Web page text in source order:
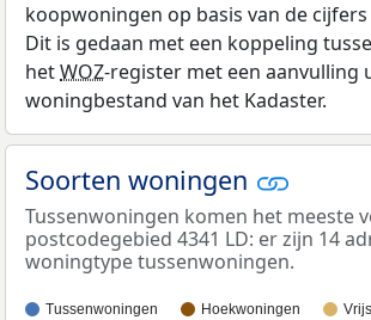
koopwoningen op basis van de
Dit is gedaan met een koppeling
hetWOZ-register met een aanvulling
woningbestand van het Kadaster.
Soorten woningen
Tussenwoningen komen het meeste
postcodegebied 4341 LD: er zijn 14
woningtype tussenwoningen.
Tussenwoningen Hoekwoningen